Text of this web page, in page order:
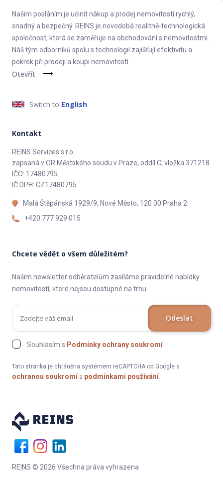
Našim posláním je učinit nákup a prodej nemovitostí rychlý,
snadný a bezpečný. REINS je novodobá realitně-technologická
společnost, která se zaměřuje na obchodování s nemovitostmi.
Náš tým odborníků spolu s technologií zajišťují efektivitu a
pokrok při prodeji a koupi nemovitostí.
Otevřít
Switch to English
Kontakt
REINS Services s.r.o.
zapsaná v OR Městského soudu v Praze, oddíl C, vložka 371218
IČO: 17480795
IČ DPH: CZ17480795
Malá Štěpánská 1929/9, Nové Město, 120 00 Praha 2
+420 777 929 015
Chcete vědět o všem důležitém?
Našim newsletter odběratelům zasíláme pravidelné nabídky
nemovitostí, které nejsou dostupné na trhu.
Odeslat
Souhlasím s Podmínky ochrany soukromí
Tato stránka je chráněna systémem reCAPTCHA od Google s
ochranou soukromí a podmínkami používání.
REINS © 2026 Všechna práva vyhrazena